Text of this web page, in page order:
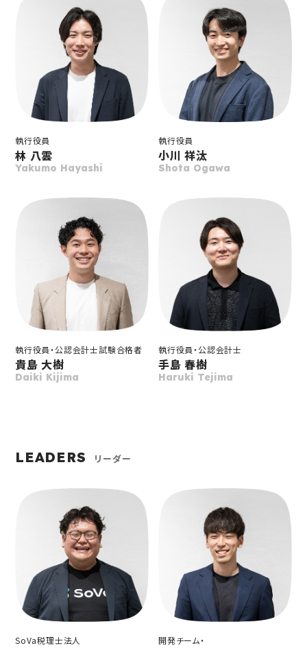
執行役員
林 八雲
Yakumo Hayashi
執行役員
小川 祥汰
Shota Ogawa
執行役員・公認会計士試験合格者
貴島 大樹
Daiki Kijima
執行役員・公認会計士
手島 春樹
Haruki Tejima
LEADERS リーダー
SoVa税理士法人
開発チーム・